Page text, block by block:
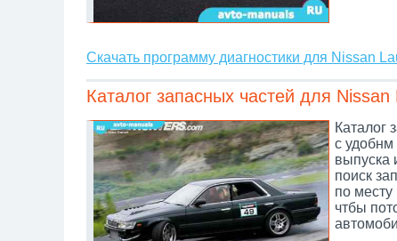
Скачать программу диагностики для Nissan
Каталог запасных частей для Nissan
Каталог
с удобнм
выпуска
поиск
по месту
чтбы